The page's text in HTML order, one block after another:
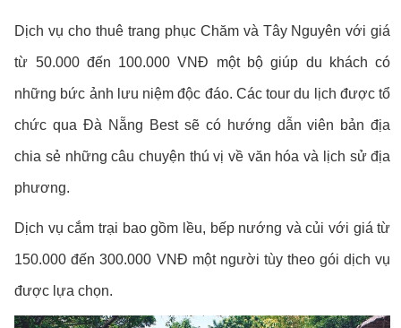
Dịch vụ cho thuê trang phục Chăm và Tây Nguyên với giá
từ 50.000 đến 100.000 VNĐ một bộ giúp du khách có
những bức ảnh lưu niệm độc đáo. Các tour du lịch được tổ
chức qua Đà Nẵng Best sẽ có hướng dẫn viên bản địa
chia sẻ những câu chuyện thú vị về văn hóa và lịch sử địa
phương.
Dịch vụ cắm trại bao gồm lều, bếp nướng và củi với giá từ
150.000 đến 300.000 VNĐ một người tùy theo gói dịch vụ
được lựa chọn.